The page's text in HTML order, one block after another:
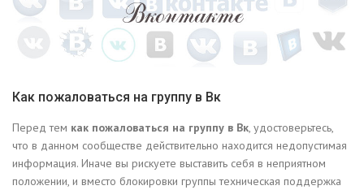
Как пожаловаться на группу в Вк
Перед тем как пожаловаться на группу в Вк, удостоверьтесь,
что в данном сообществе действительно находится недопустимая
информация. Иначе вы рискуете выставить себя в неприятном
положении, и вместо блокировки группы техническая поддержка